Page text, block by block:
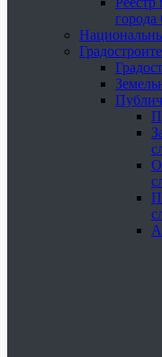
города